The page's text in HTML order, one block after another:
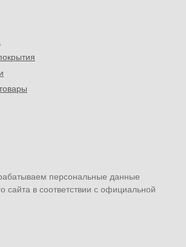
персональные данные
сайта в соответствии с официальной